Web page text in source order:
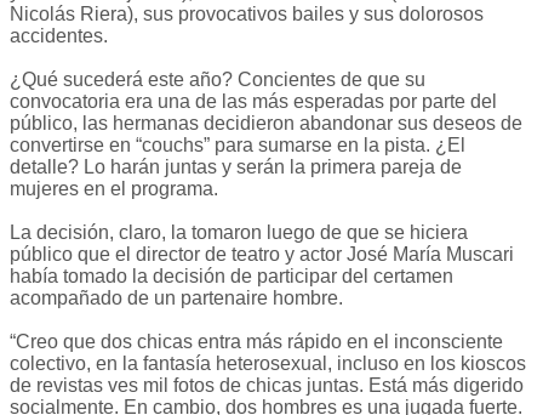
Nicolás Riera), sus provocativos bailes y sus dolorosos
accidentes.
¿Qué sucederá este año? Concientes de que su
convocatoria era una de las más esperadas por parte del
público, las hermanas decidieron abandonar sus deseos de
convertirse en “couchs” para sumarse en la pista. ¿El
detalle? Lo harán juntas y serán la primera pareja de
mujeres en el programa.
La decisión, claro, la tomaron luego de que se hiciera
público que el director de teatro y actor José María Muscari
había tomado la decisión de participar del certamen
acompañado de un partenaire hombre.
“Creo que dos chicas entra más rápido en el inconsciente
colectivo, en la fantasía heterosexual, incluso en los kioscos
de revistas ves mil fotos de chicas juntas. Está más digerido
socialmente. En cambio, dos hombres es una jugada fuerte.